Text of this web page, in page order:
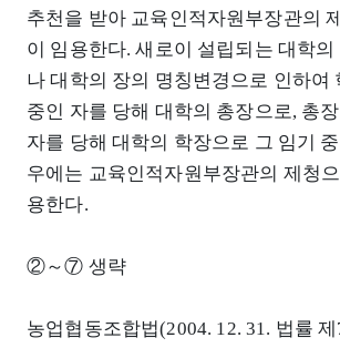
추천을 받아 교육인적자원부장관의
이 임용한다. 새로이 설립되는 대학의
나 대학의 장의 명칭변경으로 인하여
중인 자를 당해 대학의 총장으로, 총
자를 당해 대학의 학장으로 그 임기
우에는 교육인적자원부장관의 제청
용한다.
②～⑦ 생략
농업협동조합법(2004. 12. 31. 법률